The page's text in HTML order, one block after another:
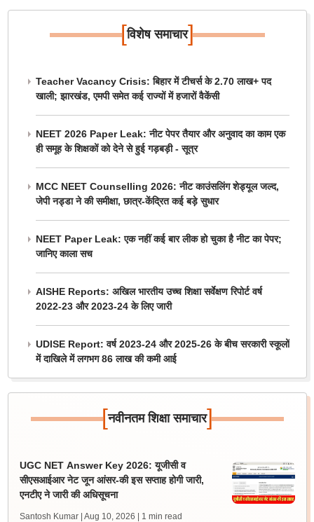
[विशेष समाचार]
Teacher Vacancy Crisis: बिहार में टीचर्स के 2.70 लाख+ पद
खाली; झारखंड, एमपी समेत कई राज्यों में हजारों वैकेंसी
NEET 2026 Paper Leak: नीट पेपर तैयार और अनुवाद का काम एक
ही समूह के शिक्षकों को देने से हुई गड़बड़ी - सूत्र
MCC NEET Counselling 2026: नीट काउंसलिंग शेड्यूल जल्द,
जेपी नड्डा ने की समीक्षा, छात्र-केंद्रित कई बड़े सुधार
NEET Paper Leak: एक नहीं कई बार लीक हो चुका है नीट का पेपर;
जानिए काला सच
AISHE Reports: अखिल भारतीय उच्च शिक्षा सर्वेक्षण रिपोर्ट वर्ष
2022-23 और 2023-24 के लिए जारी
UDISE Report: वर्ष 2023-24 और 2025-26 के बीच सरकारी स्कूलों
में दाखिले में लगभग 86 लाख की कमी आई
[नवीनतम शिक्षा समाचार]
UGC NET Answer Key 2026: यूजीसी व
सीएसआईआर नेट जून आंसर-की इस सप्ताह होगी जारी,
एनटीए ने जारी की अधिसूचना
Santosh Kumar | Aug 10, 2026 | 1 min read